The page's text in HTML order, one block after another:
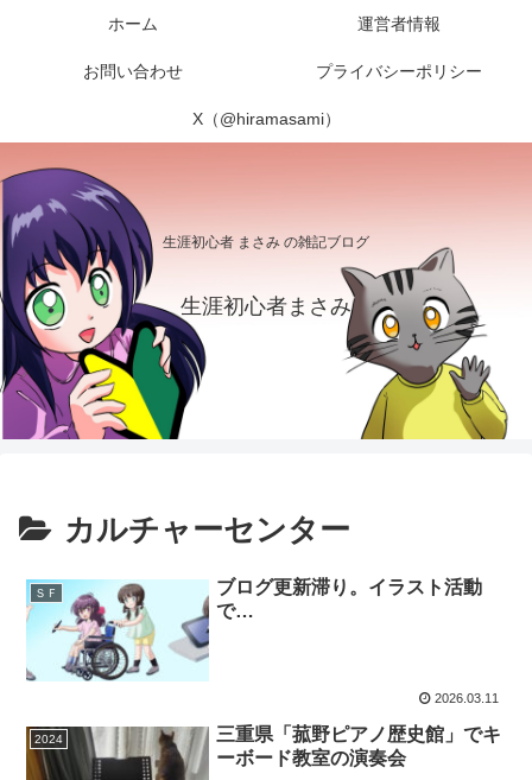
生涯初心者 まさみ の雑記ブログ
生涯初心者まさみ
ホーム 運営者情報
お問い合わせ プライバシーポリシー
X（@hiramasami）
カルチャーセンター
ＳＦ
ブログ更新滞り。イラスト活動
で…
2026.03.11
2024
三重県「菰野ピアノ歴史館」でキ
ーボード教室の演奏会